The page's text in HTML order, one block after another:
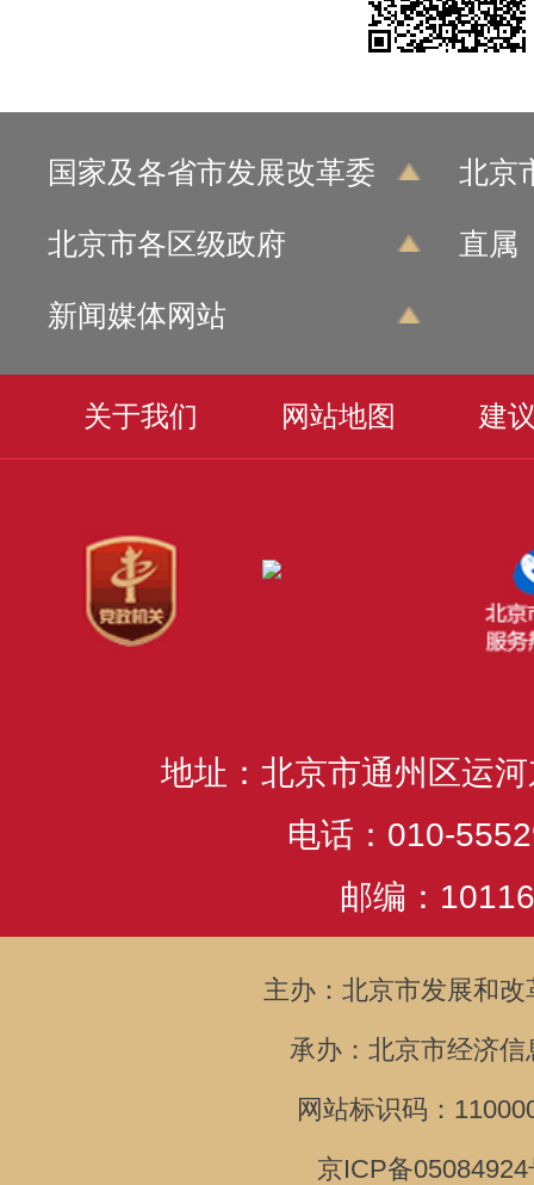
国家及各省市发展改革委 北京
北京市各区级政府 直属
新闻媒体网站
关于我们 网站地图 建
地址：北京市通州区运
电话：010-
邮编：
主办：北京市发展和改
承办：北京市经济信
网站标识码：
京ICP备